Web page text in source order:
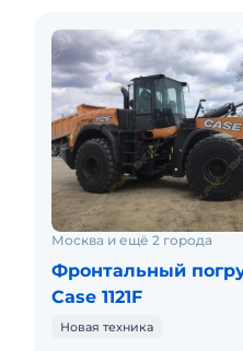
Москва и ещё 2 города
Фронтальный
Case 1121F
Новая техника